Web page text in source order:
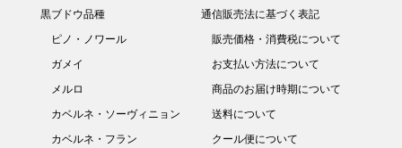
黒ブドウ品種
ピノ・ノワール
ガメイ
メルロ
カベルネ・ソーヴィニョン
カベルネ・フラン
通信販売法に基づく表記
販売価格・消費税について
お支払い方法について
商品のお届け時期について
送料について
クール便について